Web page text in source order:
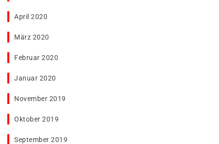
April 2020
März 2020
Februar 2020
Januar 2020
November 2019
Oktober 2019
September 2019